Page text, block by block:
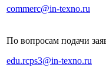
commerc@in-texno.ru
По вопросам подачи
edu.rcps3@in-texno.ru